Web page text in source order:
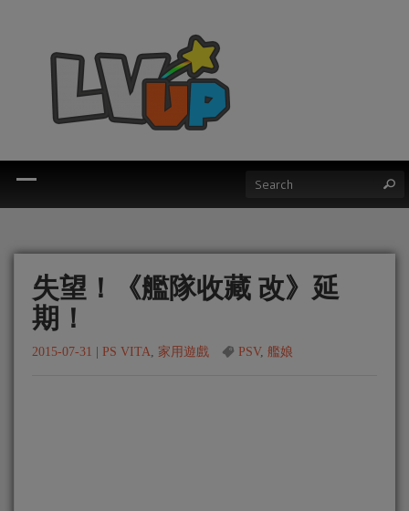
失望！《艦隊收藏 改》延
期！
2015-07-31 PS VITA, 家用遊戲 PSV, 艦娘